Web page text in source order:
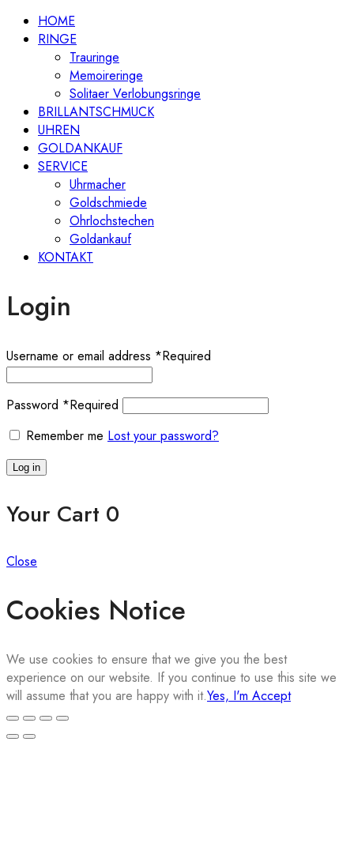
HOME
RINGE
Trauringe
Memoireringe
Solitaer Verlobungsringe
BRILLANTSCHMUCK
UHREN
GOLDANKAUF
SERVICE
Uhrmacher
Goldschmiede
Ohrlochstechen
Goldankauf
KONTAKT
Login
Username or email address *Required
Password *Required
Remember me Lost your password?
Log in
Your Cart 0
Close
Cookies Notice
We use cookies to ensure that we give you the best
experience on our website. If you continue to use this site we
will assume that you are happy with it.Yes, I'm Accept